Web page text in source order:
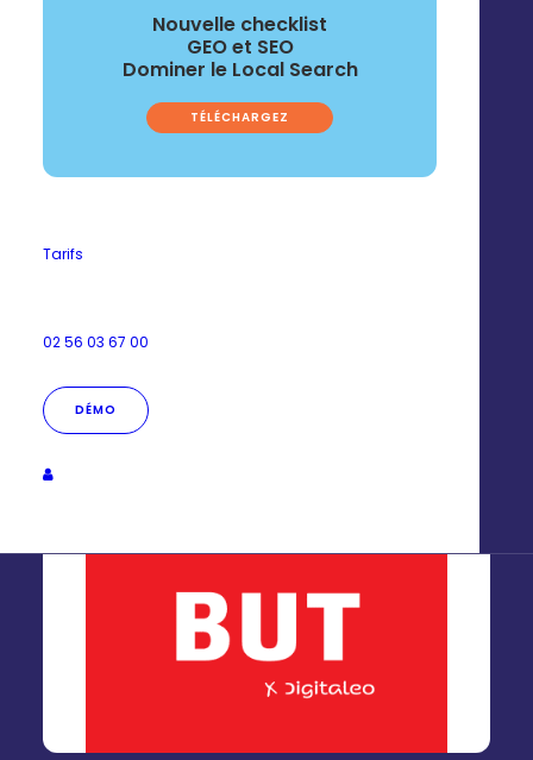
Nouvelle checklist
GEO et SEO
Dominer le Local Search
TÉLÉCHARGEZ
Tarifs
02 56 03 67 00
DÉMO
Webinars
Checklists
Livres blancs
TOUS NOS CONTENUS
SUCCESS STORY
BUT booste l’impact de
sa stratégie drive-to-